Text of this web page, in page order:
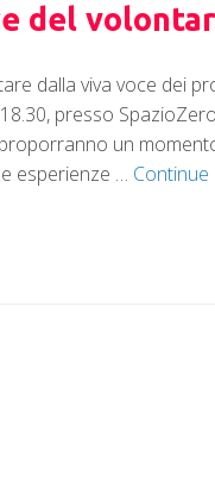
del
dalla viva voce dei
presso
un
esperienze … Continue